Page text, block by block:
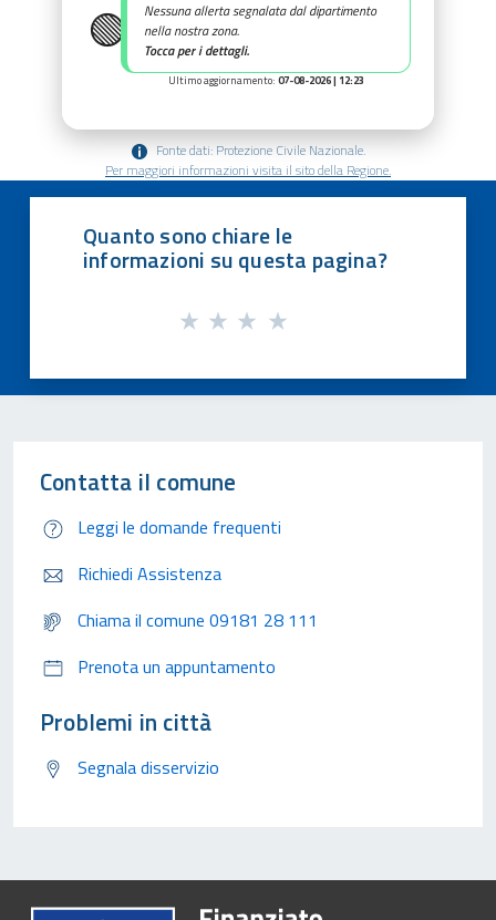
🟢
Nessuna allerta segnalata dal dipartimento
nella nostra zona.
Tocca per i dettagli.
Ultimo aggiornamento: 07-08-2026 | 12:23
Fonte dati: Protezione Civile Nazionale.
Per maggiori informazioni visita il sito della Regione.
Quanto sono chiare le
informazioni su questa pagina?
Contatta il comune
Leggi le domande frequenti
Richiedi Assistenza
Chiama il comune 09181 28 111
Prenota un appuntamento
Problemi in città
Segnala disservizio